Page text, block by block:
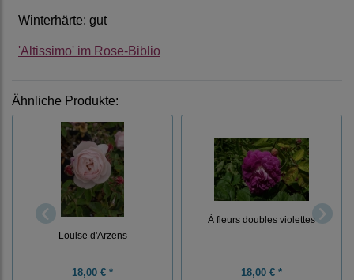
Winterhärte: gut
'Altissimo' im Rose-Biblio
Ähnliche Produkte:
Louise d'Arzens
18,00 € *
À fleurs doubles violettes
18,00 € *